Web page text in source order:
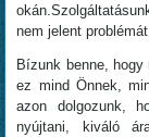
nem jelent
Bízunk benne,
ez mind Önnek,
azon dolgozunk,
nyújtani, kiváló